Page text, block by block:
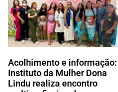
Acolhimento e informação:
Instituto da Mulher Dona
Lindu realiza encontro